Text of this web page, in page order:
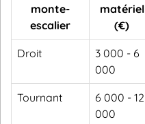
monte-
escalier
matériel
(€)
Droit
3 000 - 6
000
Tournant
6 000 - 12
000